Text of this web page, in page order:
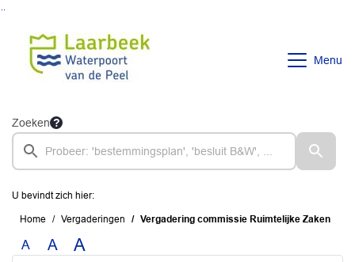
Menu
Zoeken
U bevindt zich hier:
Home Vergaderingen Vergadering commissie Ruimtelijke Zaken
A A A